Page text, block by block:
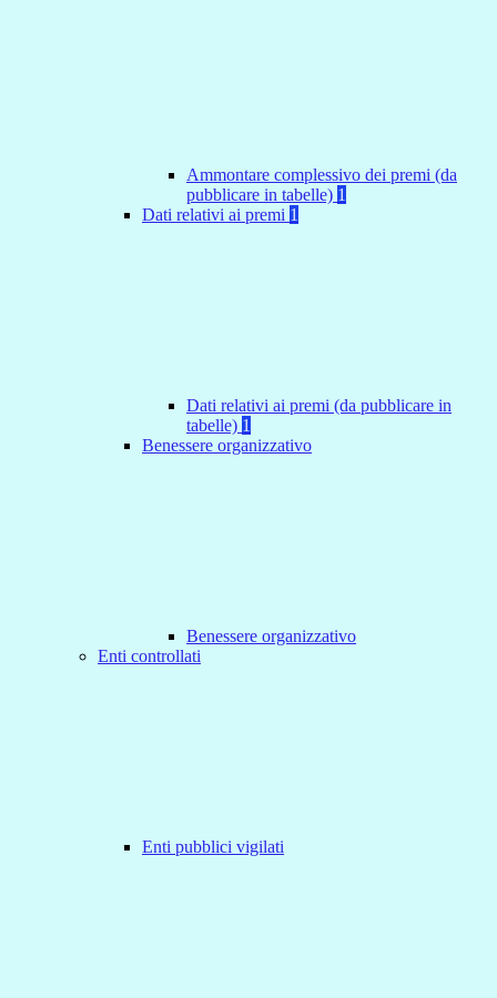
Ammontare complessivo dei premi (da
pubblicare in tabelle) 1
Dati relativi ai premi 1
Dati relativi ai premi (da pubblicare in
tabelle) 1
Benessere organizzativo
Benessere organizzativo
Enti controllati
Enti pubblici vigilati